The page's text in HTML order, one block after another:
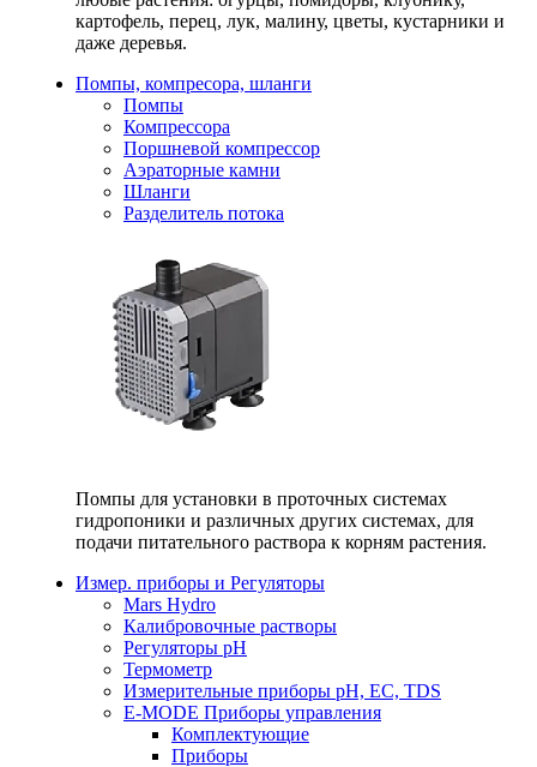
картофель, перец, лук, малину, цветы, кустарники и
даже деревья.
Помпы, компресора, шланги
Помпы
Компрессора
Поршневой компрессор
Аэраторные камни
Шланги
Разделитель потока
Помпы для установки в проточных системах
гидропоники и различных других системах, для
подачи питательного раствора к корням растения.
Измер. приборы и Регуляторы
Mars Hydro
Калибровочные растворы
Регуляторы рН
Термометр
Измерительные приборы pH, EC, TDS
E-MODE Приборы управления
Комплектующие
Приборы